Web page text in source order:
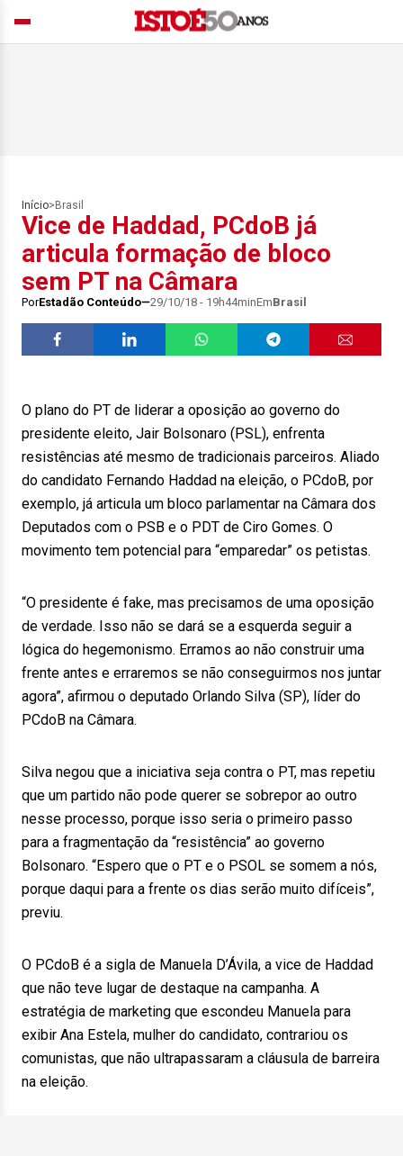
Início> Brasil
Vice de Haddad, PCdoB já
articula formação de bloco
sem PT na Câmara
PorEstadão Conteúdo 29/10/18 - 19h44minEmBrasil
O plano do PT de liderar a oposição ao governo do
presidente eleito, Jair Bolsonaro (PSL), enfrenta
resistências até mesmo de tradicionais parceiros. Aliado
do candidato Fernando Haddad na eleição, o PCdoB, por
exemplo, já articula um bloco parlamentar na Câmara dos
Deputados com o PSB e o PDT de Ciro Gomes. O
movimento tem potencial para “emparedar” os petistas.
“O presidente é fake, mas precisamos de uma oposição
de verdade. Isso não se dará se a esquerda seguir a
lógica do hegemonismo. Erramos ao não construir uma
frente antes e erraremos se não conseguirmos nos juntar
agora”, afirmou o deputado Orlando Silva (SP), líder do
PCdoB na Câmara.
Silva negou que a iniciativa seja contra o PT, mas repetiu
que um partido não pode querer se sobrepor ao outro
nesse processo, porque isso seria o primeiro passo
para a fragmentação da “resistência” ao governo
Bolsonaro. “Espero que o PT e o PSOL se somem a nós,
porque daqui para a frente os dias serão muito difíceis”,
previu.
O PCdoB é a sigla de Manuela D’Ávila, a vice de Haddad
que não teve lugar de destaque na campanha. A
estratégia de marketing que escondeu Manuela para
exibir Ana Estela, mulher do candidato, contrariou os
comunistas, que não ultrapassaram a cláusula de barreira
na eleição.